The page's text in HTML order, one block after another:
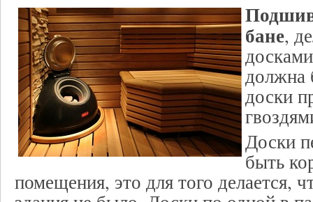
бане,
должна
доски
Доски
быть
помещения, это для того делается,